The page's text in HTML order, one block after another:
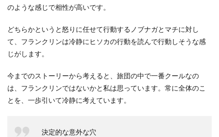
のような感じで相性が高いです。
どちらかというと怒りに任せて行動するノブナガとマチに対し
て、フランクリンは冷静にヒソカの行動を読んで行動しそうな感
じがします。
今までのストーリーから考えると、旅団の中で一番クールなの
は、フランクリンではないかと私は思っています。常に全体のこ
とを、一歩引いて冷静に考えています。
決定的な意外な穴